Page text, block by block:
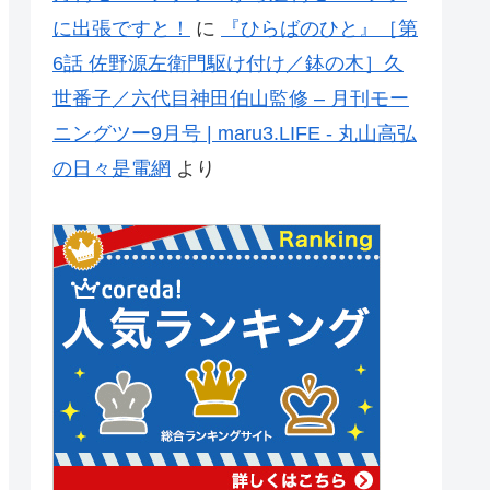
に出張ですと！
に
『ひらばのひと』［第
6話 佐野源左衛門駆け付け／鉢の木］久
世番子／六代目神田伯山監修 – 月刊モー
ニングツー9月号 | maru3.LIFE - 丸山高弘
の日々是電網 より